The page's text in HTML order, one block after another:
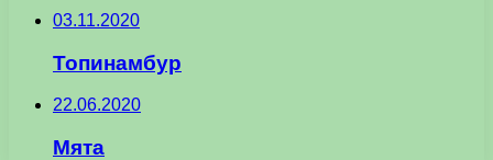
03.11.2020
Топинамбур
22.06.2020
Мята